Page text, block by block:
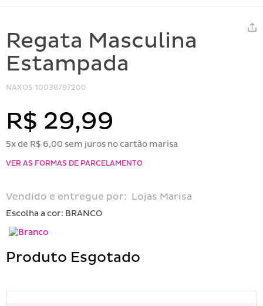
Regata Masculina
Estampada
NAXOS 10038797200
R$ 29,99
5x de R$ 6,00 sem juros no cartão marisa
VER AS FORMAS DE PARCELAMENTO
Vendido e entregue por: Lojas Marisa
Escolha a cor: BRANCO
Produto Esgotado